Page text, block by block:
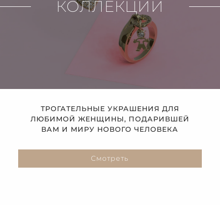
КОЛЛЕКЦИИ
ТРОГАТЕЛЬНЫЕ УКРАШЕНИЯ ДЛЯ
ЛЮБИМОЙ ЖЕНЩИНЫ, ПОДАРИВШЕЙ
ВАМ И МИРУ НОВОГО ЧЕЛОВЕКА
Смотреть